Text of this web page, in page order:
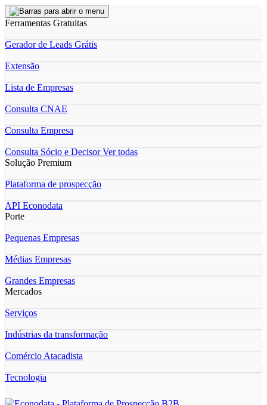
Ferramentas Gratuitas
Gerador de Leads Grátis
Extensão
Lista de Empresas
Consulta CNAE
Consulta Empresa
Consulta Sócio e DecisorVer todas
Solução Premium
Plataforma de prospecção
API Econodata
Porte
Pequenas Empresas
Médias Empresas
Grandes Empresas
Mercados
Serviços
Indústrias da transformação
Comércio Atacadista
Tecnologia